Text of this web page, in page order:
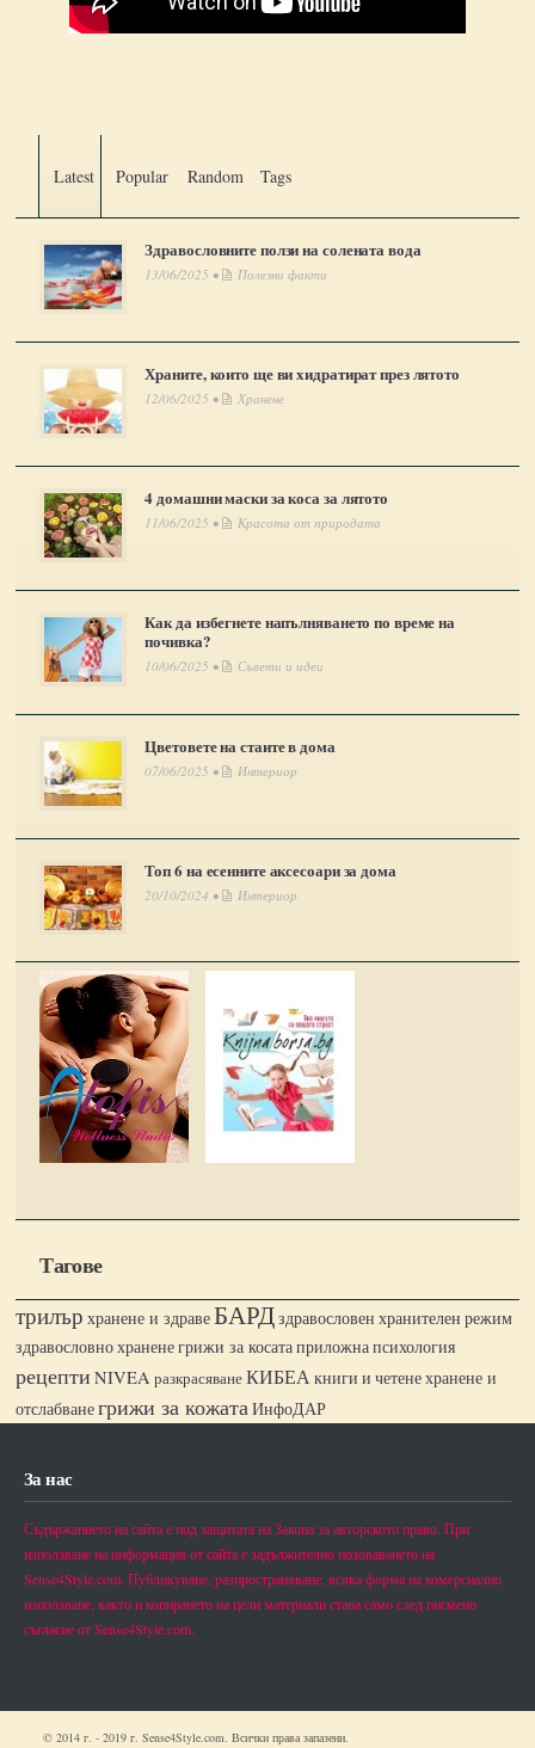
Latest Popular Random Tags
Здравословните ползи на солената вода
13/06/2025 • Полезни факти
Храните, които ще ви хидратират през лятото
12/06/2025 • Хранене
4 домашни маски за коса за лятото
11/06/2025 • Красота от природата
Как да избегнете напълняването по време на
почивка?
10/06/2025 • Съвети и идеи
Цветовете на стаите в дома
07/06/2025 • Интериор
Топ 6 на есенните аксесоари за дома
20/10/2024 • Интериор
Тагове
трилър хранене и здравеБАРДздравословен хранителен режим
здравословно храненегрижи за косатаприложна психология
рецепти NIVEA разкрасяванеКИБЕАкниги и четенехранене и
отслабванегрижи за кожатаИнфоДАР
За нас
Съдържанието на сайта е под защитата на Закона за авторското право. При
използване на информация от сайта е задължително позоваването на
Sense4Style.com. Публикуване, разпространяване, всяка форма на комерсиално
използване, както и копирането на цели материали става само след писмено
съгласие от Sense4Style.com.
© 2014 г. - 2019 г. Sense4Style.com. Всички права запазени.